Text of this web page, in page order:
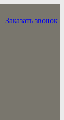
Заказать звонок